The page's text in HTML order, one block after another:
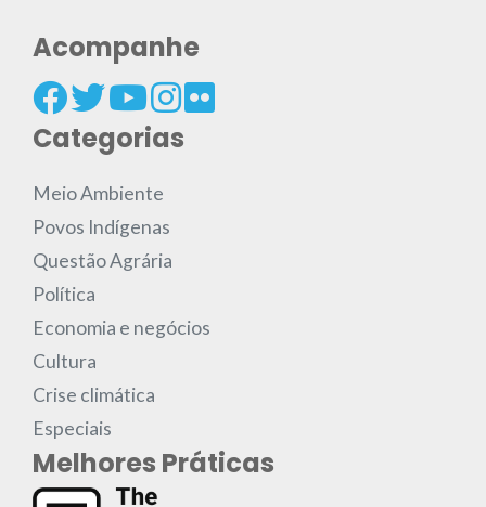
Acompanhe
Categorias
Meio Ambiente
Povos Indígenas
Questão Agrária
Política
Economia e negócios
Cultura
Crise climática
Especiais
Melhores Práticas